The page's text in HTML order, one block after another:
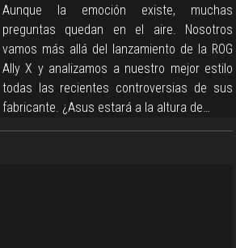
Aunque la emoción existe, muchas
preguntas quedan en el aire. Nosotros
vamos más allá del lanzamiento de la ROG
Ally X y analizamos a nuestro mejor estilo
todas las recientes controversias de sus
fabricante. ¿Asus estará a la altura de…